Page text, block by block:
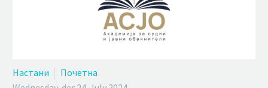
Настани
Почетна